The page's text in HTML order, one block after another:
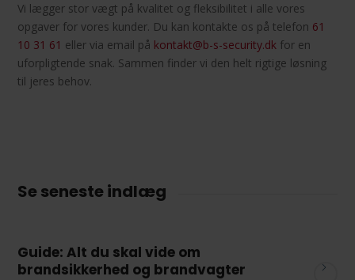
Vi lægger stor vægt på kvalitet og fleksibilitet i alle vores
opgaver for vores kunder. Du kan kontakte os på telefon 61
10 31 61 eller via email på kontakt@b-s-security.dk for en
uforpligtende snak. Sammen finder vi den helt rigtige løsning
til jeres behov.
Se seneste indlæg
Guide: Alt du skal vide om
brandsikkerhed og brandvagter